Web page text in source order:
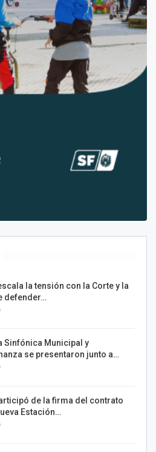
la tensión con la Corte y la
defender…
Sinfónica Municipal y
se presentaron junto a…
de la firma del contrato
Estación…